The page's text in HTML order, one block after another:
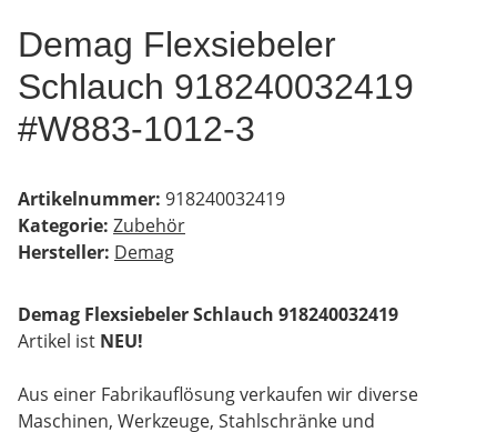
Demag Flexsiebeler
Schlauch 918240032419
#W883-1012-3
Artikelnummer: 918240032419
Kategorie: Zubehör
Hersteller: Demag
Demag Flexsiebeler Schlauch 918240032419
Artikel ist NEU!
Aus einer Fabrikauflösung verkaufen wir diverse
Maschinen, Werkzeuge, Stahlschränke und